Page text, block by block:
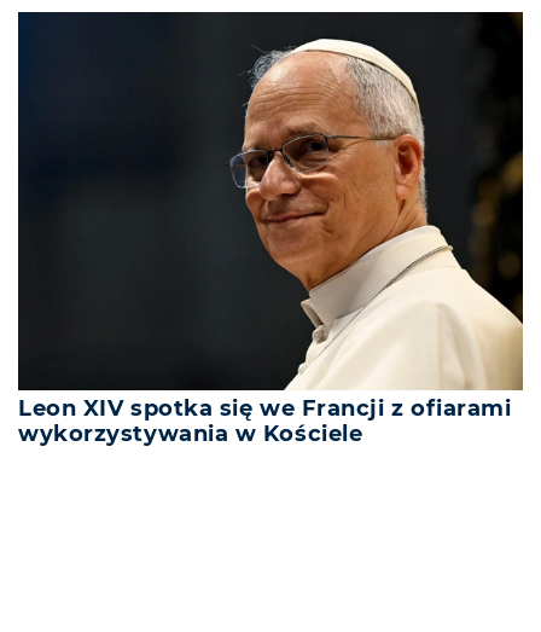
Leon XIV spotka się we Francji z ofiarami
wykorzystywania w Kościele